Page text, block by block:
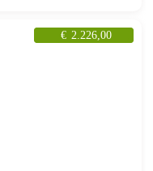
€ 2.226,00